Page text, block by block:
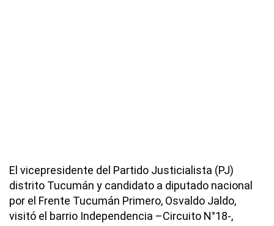
El vicepresidente del Partido Justicialista (PJ)
distrito Tucumán y candidato a diputado nacional
por el Frente Tucumán Primero, Osvaldo Jaldo,
visitó el barrio Independencia –Circuito N°18-,